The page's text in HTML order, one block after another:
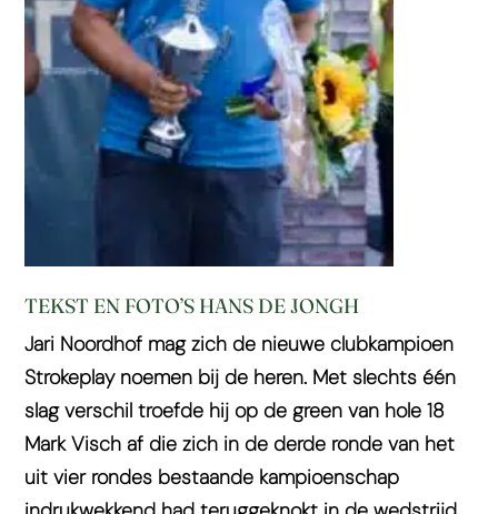
TEKST EN FOTO’S HANS DE JONGH
Jari Noordhof mag zich de nieuwe clubkampioen
Strokeplay noemen bij de heren. Met slechts één
slag verschil troefde hij op de green van hole 18
Mark Visch af die zich in de derde ronde van het
uit vier rondes bestaande kampioenschap